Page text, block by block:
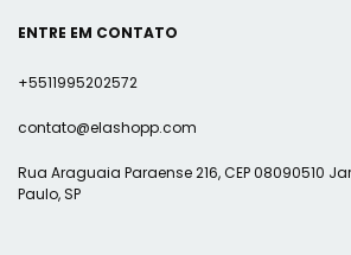
ENTRE EM CONTATO
+5511995202572
contato@elashopp.com
Rua Araguaia Paraense 216, CEP 08090510
Paulo, SP